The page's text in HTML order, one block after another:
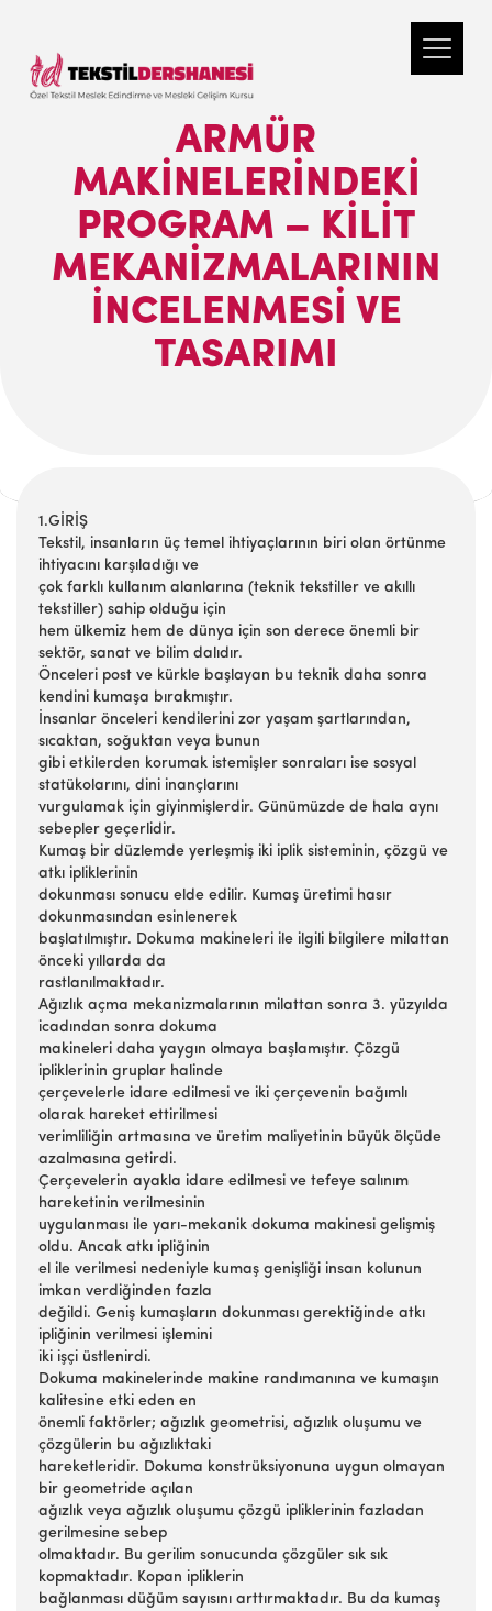
ARMÜR
MAKİNELERİNDEKİ
PROGRAM – KİLİT
MEKANİZMALARININ
İNCELENMESİ VE
TASARIMI
1.GİRİŞ
Tekstil, insanların üç temel ihtiyaçlarının biri olan örtünme
ihtiyacını karşıladığı ve
çok farklı kullanım alanlarına (teknik tekstiller ve akıllı
tekstiller) sahip olduğu için
hem ülkemiz hem de dünya için son derece önemli bir
sektör, sanat ve bilim dalıdır.
Önceleri post ve kürkle başlayan bu teknik daha sonra
kendini kumaşa bırakmıştır.
İnsanlar önceleri kendilerini zor yaşam şartlarından,
sıcaktan, soğuktan veya bunun
gibi etkilerden korumak istemişler sonraları ise sosyal
statükolarını, dini inançlarını
vurgulamak için giyinmişlerdir. Günümüzde de hala aynı
sebepler geçerlidir.
Kumaş bir düzlemde yerleşmiş iki iplik sisteminin, çözgü ve
atkı ipliklerinin
dokunması sonucu elde edilir. Kumaş üretimi hasır
dokunmasından esinlenerek
başlatılmıştır. Dokuma makineleri ile ilgili bilgilere milattan
önceki yıllarda da
rastlanılmaktadır.
Ağızlık açma mekanizmalarının milattan sonra 3. yüzyılda
icadından sonra dokuma
makineleri daha yaygın olmaya başlamıştır. Çözgü
ipliklerinin gruplar halinde
çerçevelerle idare edilmesi ve iki çerçevenin bağımlı
olarak hareket ettirilmesi
verimliliğin artmasına ve üretim maliyetinin büyük ölçüde
azalmasına getirdi.
Çerçevelerin ayakla idare edilmesi ve tefeye salınım
hareketinin verilmesinin
uygulanması ile yarı-mekanik dokuma makinesi gelişmiş
oldu. Ancak atkı ipliğinin
el ile verilmesi nedeniyle kumaş genişliği insan kolunun
imkan verdiğinden fazla
değildi. Geniş kumaşların dokunması gerektiğinde atkı
ipliğinin verilmesi işlemini
iki işçi üstlenirdi.
Dokuma makinelerinde makine randımanına ve kumaşın
kalitesine etki eden en
önemli faktörler; ağızlık geometrisi, ağızlık oluşumu ve
çözgülerin bu ağızlıktaki
hareketleridir. Dokuma konstrüksiyonuna uygun olmayan
bir geometride açılan
ağızlık veya ağızlık oluşumu çözgü ipliklerinin fazladan
gerilmesine sebep
olmaktadır. Bu gerilim sonucunda çözgüler sık sık
kopmaktadır. Kopan ipliklerin
bağlanması düğüm sayısını arttırmaktadır. Bu da kumaş